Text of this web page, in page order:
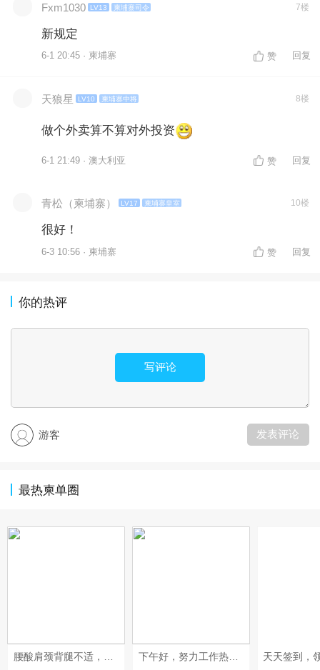
Fxm1030 LV13 柬埔寨司令 7楼
新规定
6-1 20:45 · 柬埔寨 赞 回复
天狼星 LV10 柬埔寨中将 8楼
做个外卖算不算对外投资
6-1 21:49 · 澳大利亚 赞 回复
青松（柬埔寨） LV17 柬埔寨皇室 10楼
很好！
6-3 10:56 · 柬埔寨 赞 回复
你的热评
写评论
游客 发表评论
最热柬单圈
腰酸肩颈背腿不适，可以上门做康复理疗！ 扭伤、脱臼、错位，可以上门做正骨！ 放松、疏通调理，可以上门做足疗、精油和指压按摩！ 采耳、修脚都可以上门服务啦！ 十年以上专职、专业技师！ 服务开始计时，结束下钟！ 明明白白消费，技术质量等同店内！ 地址：钻石岛凯旋门广场 预约热线：0883566234（飞机同号）#每天发条柬单圈# #发点什么吧，万一火了呢~# #晒一晒你身边的烟火气# 下午好，努力工作热爱生活❤️ ​不争，以退为进；不理，沉默是金；不怒，放过自己。